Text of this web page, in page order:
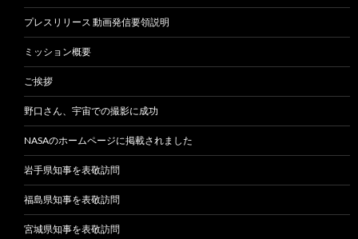
プレスリリース 動画発信要領説明
ミッション概要
ご挨拶
野口さん、宇宙での撮影に成功
NASAのホームページに掲載されました
岩手県知事を表敬訪問
福島県知事を表敬訪問
宮城県知事を表敬訪問